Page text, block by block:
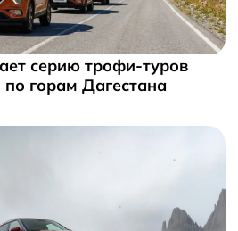
серию трофи-туров
горам Дагестана